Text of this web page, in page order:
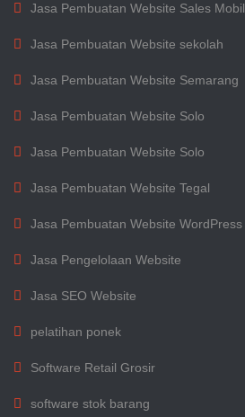
Jasa Pembuatan Website Sales Mobil
Jasa Pembuatan Website sekolah
Jasa Pembuatan Website Semarang
Jasa Pembuatan Website Solo
Jasa Pembuatan Website Solo
Jasa Pembuatan Website Tegal
Jasa Pembuatan Website WordPress
Jasa Pengelolaan Website
Jasa SEO Website
pelatihan ponek
Software Retail Grosir
software stok barang